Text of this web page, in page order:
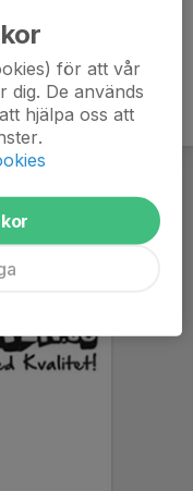
för att vår
dig. De används
hjälpa oss att